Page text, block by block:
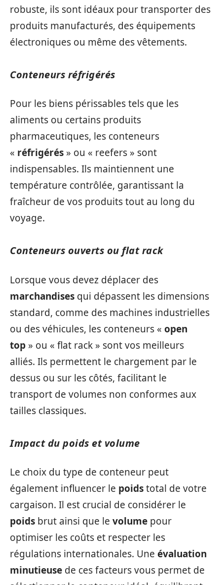
robuste, ils sont idéaux pour transporter des
produits manufacturés, des équipements
électroniques ou même des vêtements.
Conteneurs réfrigérés
Pour les biens périssables tels que les
aliments ou certains produits
pharmaceutiques, les conteneurs
« réfrigérés » ou « reefers » sont
indispensables. Ils maintiennent une
température contrôlée, garantissant la
fraîcheur de vos produits tout au long du
voyage.
Conteneurs ouverts ou flat rack
Lorsque vous devez déplacer des
marchandises qui dépassent les dimensions
standard, comme des machines industrielles
ou des véhicules, les conteneurs « open
top » ou « flat rack » sont vos meilleurs
alliés. Ils permettent le chargement par le
dessus ou sur les côtés, facilitant le
transport de volumes non conformes aux
tailles classiques.
Impact du poids et volume
Le choix du type de conteneur peut
également influencer le poidstotal de votre
cargaison. Il est crucial de considérer le
poids brut ainsi que le volume pour
optimiser les coûts et respecter les
régulations internationales. Une évaluation
minutieuse de ces facteurs vous permet de